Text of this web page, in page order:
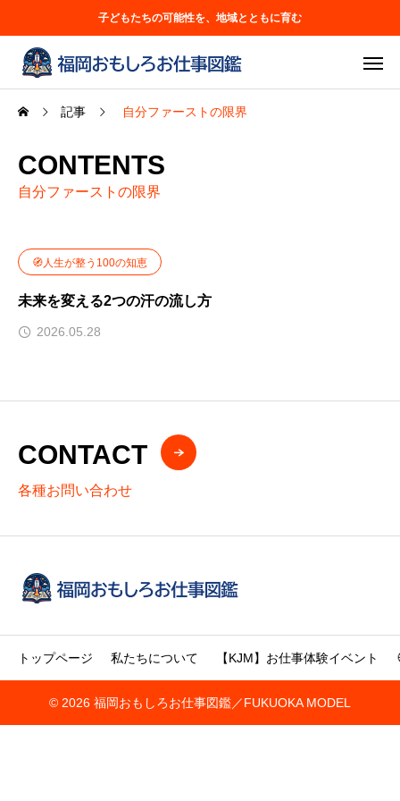
子どもたちの可能性を、地域とともに育む
記事 自分ファーストの限界
CONTENTS
自分ファーストの限界
🧭人生が整う100の知恵
未来を変える2つの汗の流し方
2026.05.28
CONTACT
各種お問い合わせ
トップページ 私たちについて 【KJM】お仕事体験イベント
© 2026 福岡おもしろお仕事図鑑／FUKUOKA MODEL